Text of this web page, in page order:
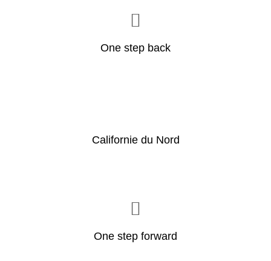
One step back
Californie du Nord
One step forward